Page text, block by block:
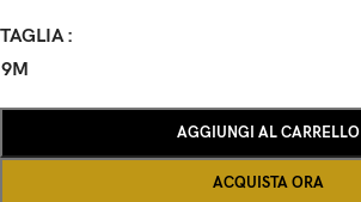
TAGLIA
9M
AGGIUNGI AL CARRELLO
ACQUISTA ORA